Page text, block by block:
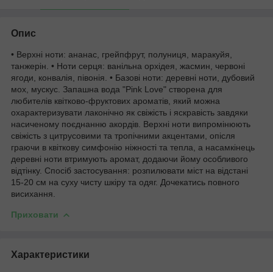
Опис
• Верхні ноти: ананас, грейпфрут, полуниця, маракуйя,
танжерін. • Ноти серця: ванільна орхідея, жасмин, червоні
ягоди, конвалія, півонія. • Базові ноти: деревні ноти, дубовий
мох, мускус. Запашна вода "Pink Love" створена для
любителів квітково-фруктових ароматів, який можна
охарактеризувати лаконічно як свіжість і яскравість завдяки
насиченому поєднанню акордів. Верхні ноти випромінюють
свіжість з цитрусовими та тропічними акцентами, опісля
граючи в квіткову симфонію ніжності та тепла, а насамкінець
деревні ноти втримують аромат, додаючи йому особливого
відтінку. Спосіб застосування: розпилювати міст на відстані
15-20 см на суху чисту шкіру та одяг. Дочекатись повного
висихання.
Приховати
Характеристики